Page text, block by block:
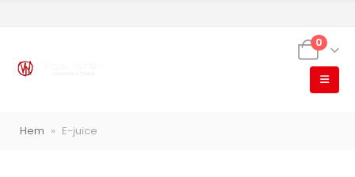
0
Hem » E-juice